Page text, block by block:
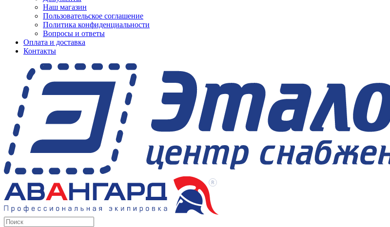
Наш магазин
Пользовательское соглашение
Политика конфиденциальности
Вопросы и ответы
Оплата и доставка
Контакты